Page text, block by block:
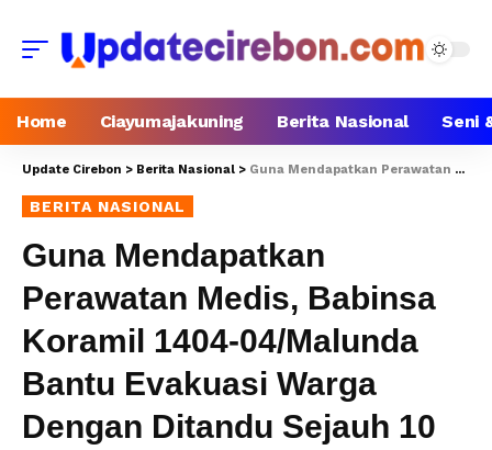
Home Ciayumajakuning Berita Nasional Seni
Update Cirebon > Berita Nasional > Guna Mendapatkan Perawatan Medis, Babinsa Koramil 1404-04/Malunda Bantu Evakuasi Warga Dengan Ditandu Sejauh 10 Km
BERITA NASIONAL
Guna Mendapatkan
Perawatan Medis, Babinsa
Koramil 1404-04/Malunda
Bantu Evakuasi Warga
Dengan Ditandu Sejauh 10